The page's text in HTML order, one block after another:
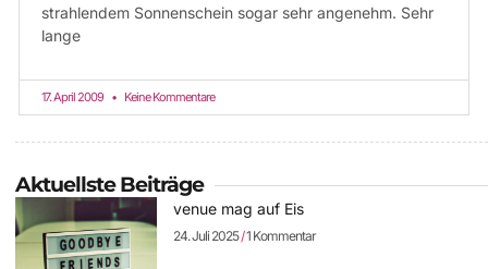
strahlendem Sonnenschein sogar sehr angenehm. Sehr
lange
17. April 2009 Keine Kommentare
Aktuellste Beiträge
venue mag auf Eis
24. Juli 2025 1 Kommentar